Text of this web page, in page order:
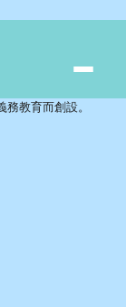
教育而創設。